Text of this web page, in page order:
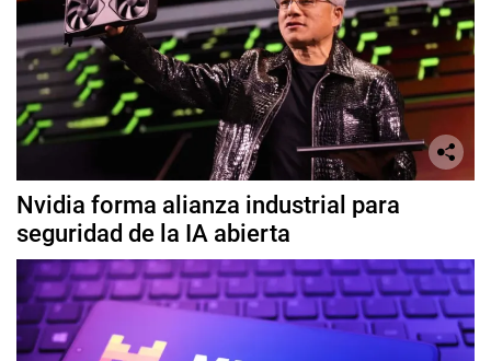
Nvidia forma alianza industrial para
seguridad de la IA abierta